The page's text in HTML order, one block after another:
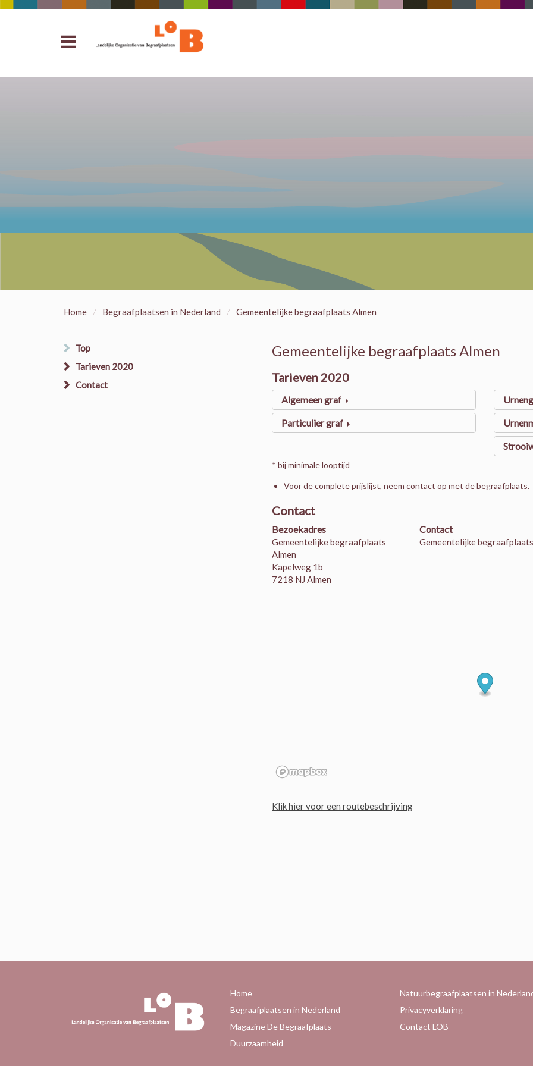
Home / Begraafplaatsen in Nederland / Gemeentelijke begraafplaats Almen
Top
Tarieven 2020
Contact
Gemeentelijke begraafplaats Almen
Tarieven 2020
Algemeen graf
Particulier graf
* bij minimale looptijd
Voor de complete prijslijst, neem contact op met de begraafplaats.
Contact
Bezoekadres
Gemeentelijke begraafplaats
Almen
Kapelweg 1b
7218 NJ Almen
Contact
Gemeentelijke
Klik hier voor een routebeschrijving
Home
Begraafplaatsen in Nederland
Magazine De Begraafplaats
Duurzaamheid
Natuurbegraafplaatsen in
Privacyverklaring
Contact LOB